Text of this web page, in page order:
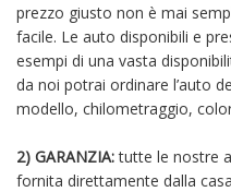
prezzo giusto non è mai
facile. Le auto disponibili e
esempi di una vasta
da noi potrai ordinare l’auto
modello, chilometraggio,
2) GARANZIA:tutte le nostre
fornita direttamente dalla